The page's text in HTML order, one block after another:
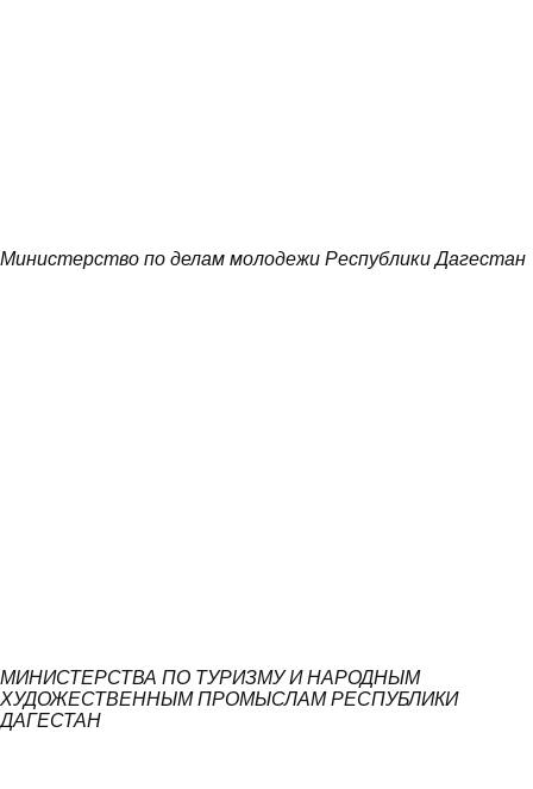
Министерство по делам молодежи Республики Дагестан
МИНИСТЕРСТВА ПО ТУРИЗМУ И НАРОДНЫМ
ХУДОЖЕСТВЕННЫМ ПРОМЫСЛАМ РЕСПУБЛИКИ
ДАГЕСТАН